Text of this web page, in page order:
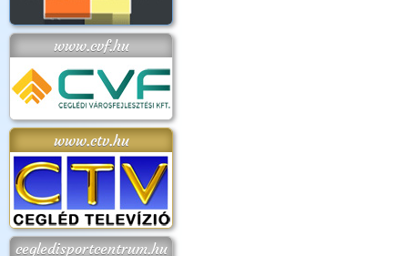
www.cvf.hu
www.ctv.hu
cegledisportcentrum.hu